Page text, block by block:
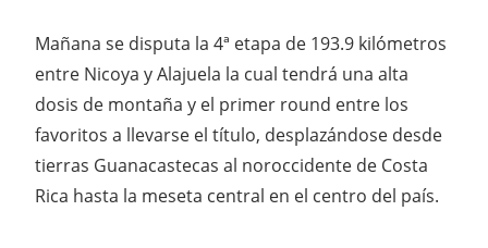
Mañana se disputa la 4ª etapa de 193.9 kilómetros
entre Nicoya y Alajuela la cual tendrá una alta
dosis de montaña y el primer round entre los
favoritos a llevarse el título, desplazándose desde
tierras Guanacastecas al noroccidente de Costa
Rica hasta la meseta central en el centro del país.